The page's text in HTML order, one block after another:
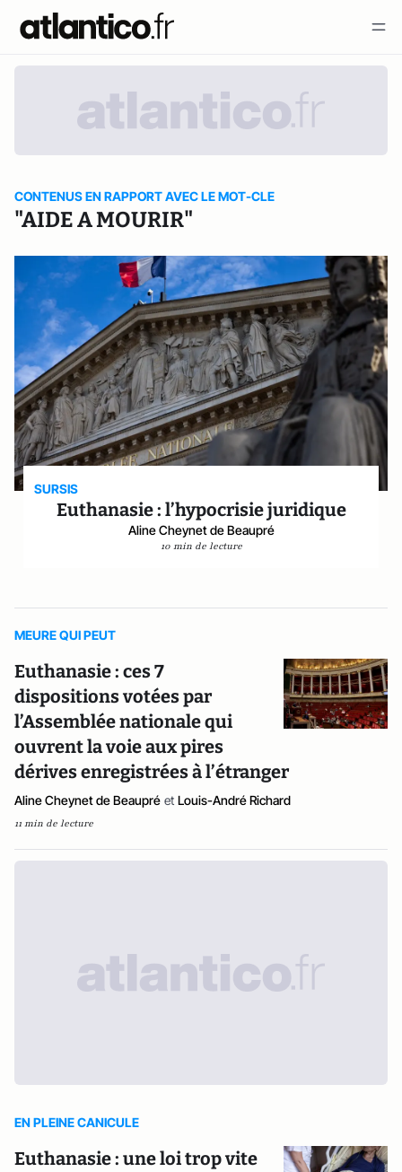
CONTENUS EN RAPPORT AVEC LE MOT-CLE
"AIDE A MOURIR"
SURSIS
Euthanasie : l’hypocrisie juridique
Aline Cheynet de Beaupré
10 min de lecture
MEURE QUI PEUT
Euthanasie : ces 7
dispositions votées par
l’Assemblée nationale qui
ouvrent la voie aux pires
dérives enregistrées à l’étranger
Aline Cheynet de Beaupré et Louis-André Richard
11 min de lecture
EN PLEINE CANICULE
Euthanasie : une loi trop vite